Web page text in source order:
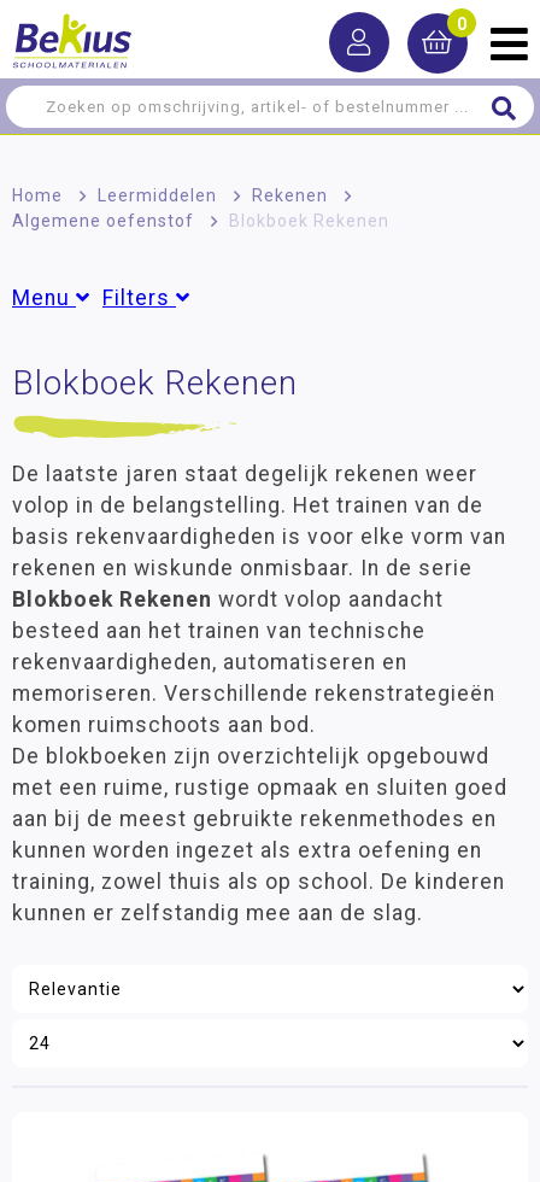
0
Home > Leermiddelen > Rekenen
>
Algemene oefenstof
> Blokboek Rekenen
Menu Filters
Algemene oefenstof
Geld
MAB materiaal
Meten, wegen en meetkunde
Montessori
Oefenstof snelle rekenaars
Rekenhulpmiddelen
Ruimtelijk Begrip
Rekenontwikkeling
Rekenspelletjes
Tijd
Vermenigvuldigen en delen
Taal
Schrijven
Zelfstandig werken
Groepen
Groep 3
Groep 4(3)
Groep 5(3)
Groep 6(3)
Groep 7(3)
Groep 8(3)
Leeftijd
6 - 9 jaar(7)
9 - 12 jaar (7)
Materiaalkeuze
Antwoordenboeken(6)
Pakketten (1)
Werkboeken(7)
Kinheim
Blokboek Rekenen
De laatste jaren staat degelijk rekenen weer
volop in de belangstelling. Het trainen van de
basis rekenvaardigheden is voor elke vorm van
rekenen en wiskunde onmisbaar. In de serie
Blokboek Rekenen wordt volop aandacht
besteed aan het trainen van technische
rekenvaardigheden, automatiseren en
memoriseren. Verschillende rekenstrategieën
komen ruimschoots aan bod.
De blokboeken zijn overzichtelijk opgebouwd
met een ruime, rustige opmaak en sluiten goed
aan bij de meest gebruikte rekenmethodes en
kunnen worden ingezet als extra oefening en
training, zowel thuis als op school. De kinderen
kunnen er zelfstandig mee aan de slag.